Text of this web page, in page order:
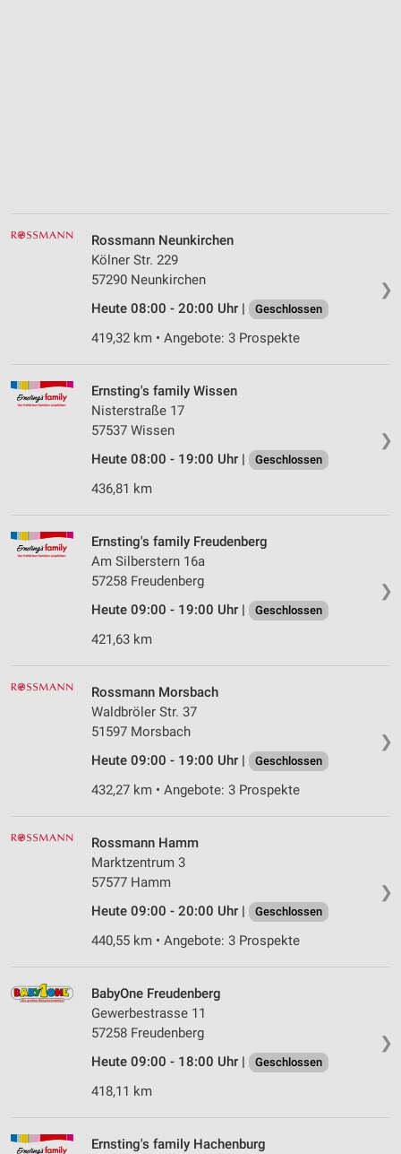
❯
Rossmann Neunkirchen
Kölner Str. 229
57290 Neunkirchen
Heute 08:00 - 20:00 Uhr |
Geschlossen
419,32 km • Angebote: 3 Prospekte
❯
Ernsting's family Wissen
Nisterstraße 17
57537 Wissen
Heute 08:00 - 19:00 Uhr |
Geschlossen
436,81 km
❯
Ernsting's family Freudenberg
Am Silberstern 16a
57258 Freudenberg
Heute 09:00 - 19:00 Uhr |
Geschlossen
421,63 km
❯
Rossmann Morsbach
Waldbröler Str. 37
51597 Morsbach
Heute 09:00 - 19:00 Uhr |
Geschlossen
432,27 km • Angebote: 3 Prospekte
❯
Rossmann Hamm
Marktzentrum 3
57577 Hamm
Heute 09:00 - 20:00 Uhr |
Geschlossen
440,55 km • Angebote: 3 Prospekte
❯
BabyOne Freudenberg
Gewerbestrasse 11
57258 Freudenberg
Heute 09:00 - 18:00 Uhr |
Geschlossen
418,11 km
Ernsting's family Hachenburg